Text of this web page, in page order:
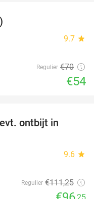
9.7 star
Regulier €70
€54
ontbijt in
9.6 star
Regulier €111,25